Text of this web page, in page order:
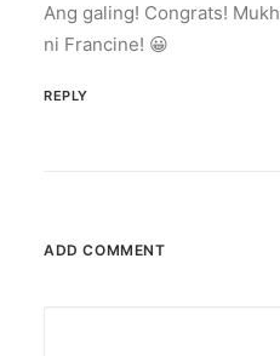
Ang galing! Congrats!
ni Francine! 😀
REPLY
ADD COMMENT